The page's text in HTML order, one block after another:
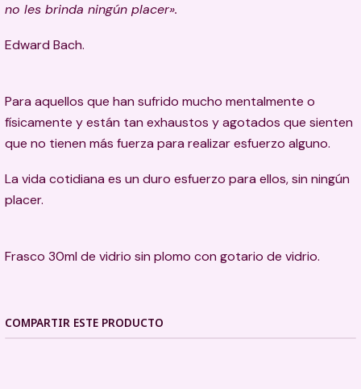
no les brinda ningún placer».
Edward Bach.
Para aquellos que han sufrido mucho mentalmente o
físicamente y están tan exhaustos y agotados que sienten
que no tienen más fuerza para realizar esfuerzo alguno.
La vida cotidiana es un duro esfuerzo para ellos, sin ningún
placer.
Frasco 30ml de vidrio sin plomo con gotario de vidrio.
COMPARTIR ESTE PRODUCTO